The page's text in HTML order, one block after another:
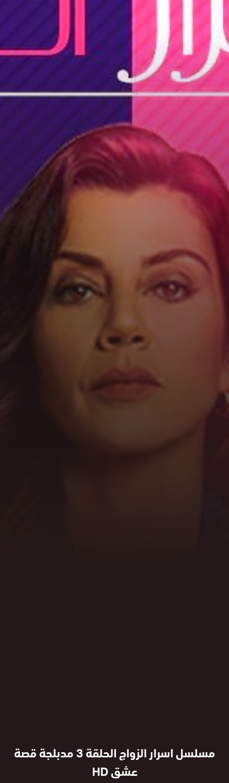
مسلسل اسرار الزواج الحلقة 3 مدبلجة قصة
عشق HD